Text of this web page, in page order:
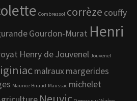
Combressol corrèze couffy
Gourdon-Murat Henri
Henry de Jouvenel Jouvenel
malrauxmargerides
Maurice Biraud Maussac michelet